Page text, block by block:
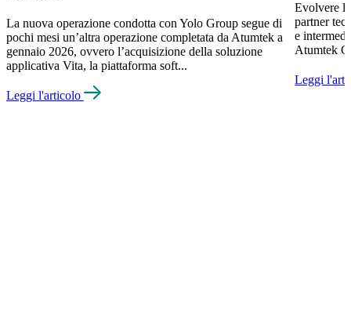
La nuova operazione condotta con Yolo Group segue di
pochi mesi un’altra operazione completata da Atumtek a
gennaio 2026, ovvero l’acquisizione della soluzione
applicativa Vita, la piattaforma soft...
Leggi l'articolo
Evolvere
partner
e
Atumtek
Leggi